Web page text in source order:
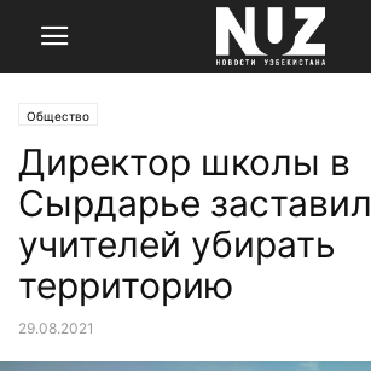
Общество
Директор школы в
Сырдарье заставил
учителей убирать
территорию
29.08.2021